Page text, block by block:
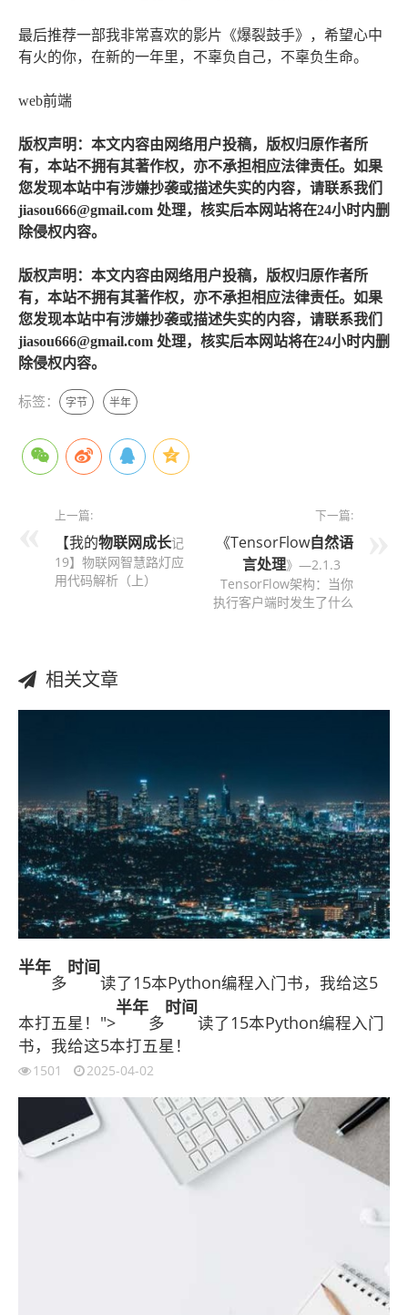
最后推荐一部我非常喜欢的影片《爆裂鼓手》，希望心中
有火的你，在新的一年里，不辜负自己，不辜负生命。
web前端
版权声明：本文内容由网络用户投稿，版权归原作者所
有，本站不拥有其著作权，亦不承担相应法律责任。如果
您发现本站中有涉嫌抄袭或描述失实的内容，请联系我们
jiasou666@gmail.com 处理，核实后本网站将在24小时内删
除侵权内容。
版权声明：本文内容由网络用户投稿，版权归原作者所
有，本站不拥有其著作权，亦不承担相应法律责任。如果
您发现本站中有涉嫌抄袭或描述失实的内容，请联系我们
jiasou666@gmail.com 处理，核实后本网站将在24小时内删
除侵权内容。
标签： 字节 半年
上一篇:
【我的物联网成长记
19】物联网智慧路灯应
用代码解析（上）
下一篇:
《TensorFlow自然语
言处理》—2.1.3
TensorFlow架构：当你
执行客户端时发生了什么
相关文章
半年
多
时间
读了15本Python编程入门书，我给这5
本打五星！">
半年
多
时间
读了15本Python编程入门
书，我给这5本打五星！
1501 2025-04-02